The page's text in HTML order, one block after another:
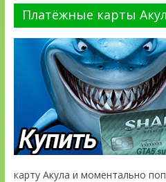
Платёжные карты
карту Акула и моментально